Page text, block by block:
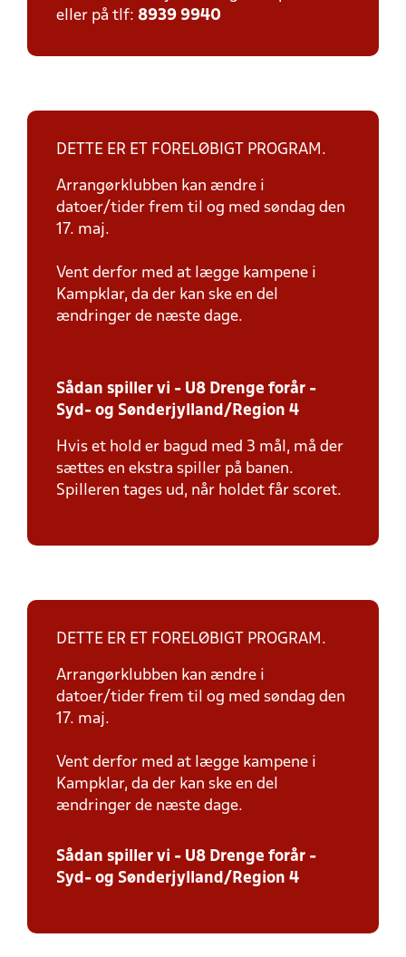
eller på tlf: 8939 9940
DETTE ER ET FORELØBIGT PROGRAM.
Arrangørklubben kan ændre i
datoer/tider frem til og med søndag den
17. maj.
Vent derfor med at lægge kampene i
Kampklar, da der kan ske en del
ændringer de næste dage.
Sådan spiller vi - U8 Drenge forår -
Syd- og Sønderjylland/Region 4
Hvis et hold er bagud med 3 mål, må der
sættes en ekstra spiller på banen.
Spilleren tages ud, når holdet får scoret.
DETTE ER ET FORELØBIGT PROGRAM.
Arrangørklubben kan ændre i
datoer/tider frem til og med søndag den
17. maj.
Vent derfor med at lægge kampene i
Kampklar, da der kan ske en del
ændringer de næste dage.
Sådan spiller vi - U8 Drenge forår -
Syd- og Sønderjylland/Region 4